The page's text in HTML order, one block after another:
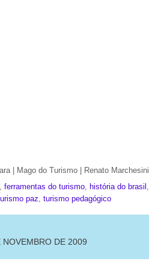
| Mago do Turismo | Renato Marchesini
, ferramentas do turismo, história do brasil ,
paz, turismo pedagógico
DE 2009